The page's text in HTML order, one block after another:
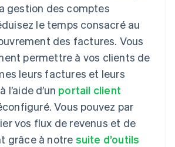
gestion des comptes
le temps consacré au
des factures. Vous
permettre à vos clients de
leurs factures et leurs
d’un portail client
Vous pouvez par
vos flux de revenus et de
grâce à notre suite d’outils